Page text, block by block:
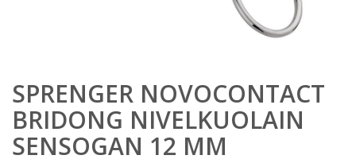
SPRENGER NOVOCONTACT
BRIDONG NIVELKUOLAIN
SENSOGAN 12 MM